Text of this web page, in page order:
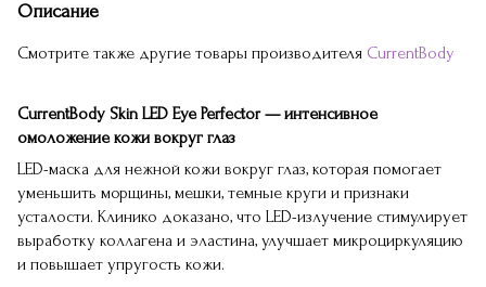
Описание
Смотрите также другие товары производителя CurrentBody
CurrentBody Skin LED Eye Perfector — интенсивное
омоложение кожи вокруг глаз
LED-маска для нежной кожи вокруг глаз, которая помогает
уменьшить морщины, мешки, темные круги и признаки
усталости. Клинико доказано, что LED-излучение стимулирует
выработку коллагена и эластина, улучшает микроциркуляцию
и повышает упругость кожи.